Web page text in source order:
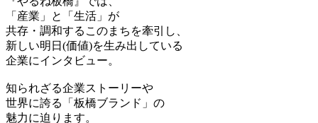
「産業」と「生活」が
共存・調和するこのまちを牽引し、
新しい明日(価値)を生み出している
企業にインタビュー。
知られざる企業ストーリーや
世界に誇る「板橋ブランド」の
魅力に迫ります。